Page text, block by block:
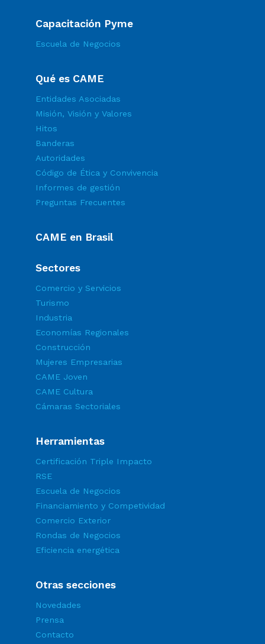
Capacitación Pyme
Escuela de Negocios
Qué es CAME
Entidades Asociadas
Misión, Visión y Valores
Hitos
Banderas
Autoridades
Código de Ética y Convivencia
Informes de gestión
Preguntas Frecuentes
CAME en Brasil
Sectores
Comercio y Servicios
Turismo
Industria
Economías Regionales
Construcción
Mujeres Empresarias
CAME Joven
CAME Cultura
Cámaras Sectoriales
Herramientas
Certificación Triple Impacto
RSE
Escuela de Negocios
Financiamiento y Competividad
Comercio Exterior
Rondas de Negocios
Eficiencia energética
Otras secciones
Novedades
Prensa
Contacto